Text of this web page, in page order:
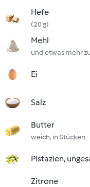
Hefe
(20 g)
Mehl
und etwas mehr
Ei
Salz
Butter
weich, in Stücken
Pistazien,
Zitrone